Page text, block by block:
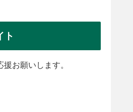
ト
お願いします。